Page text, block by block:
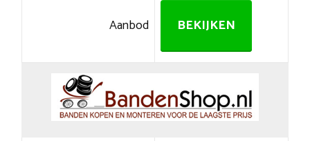
Aanbod BEKIJKEN